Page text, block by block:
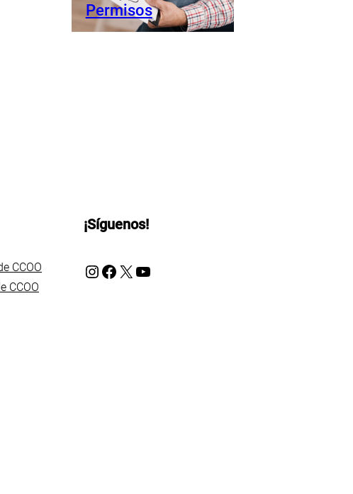
Permisos
CCOO
CCOO
¡Síguenos!
Instagram Facebook X YouTube